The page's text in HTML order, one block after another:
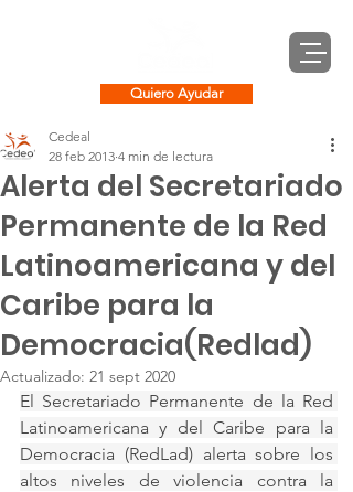
Quiero Ayudar
Alerta del Secretariado
Permanente de la Red
Latinoamericana y del
Caribe para la
Democracia(Redlad)
Cedeal
28 feb 2013 4 min de lectura
Actualizado: 21 sept 2020
El Secretariado Permanente de la Red
Latinoamericana y del Caribe para la
Democracia (RedLad) alerta sobre los
altos niveles de violencia contra la